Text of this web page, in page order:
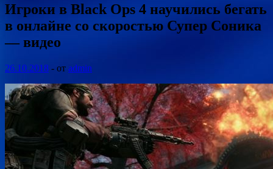
Игроки в Black Ops 4 научились бегать
в онлайне со скоростью Супер Соника
— видео
26.10.2018 - от admin